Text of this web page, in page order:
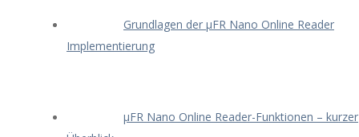
Grundlagen der μFR Nano Online Reader
Implementierung
μFR Nano Online Reader-Funktionen – kurzer